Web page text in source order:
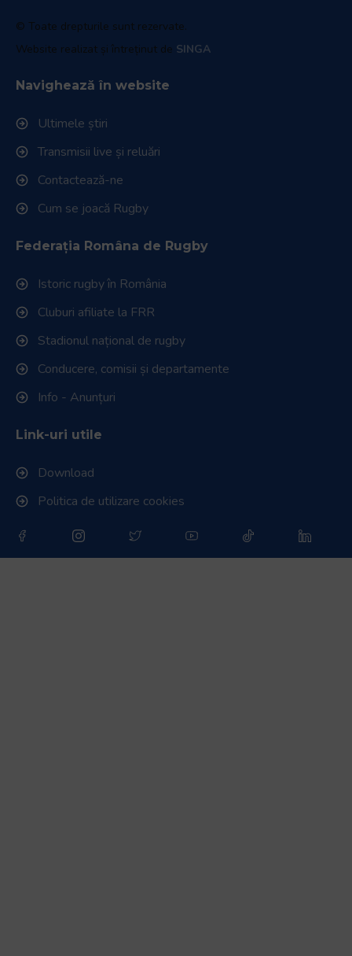
© Toate drepturile sunt rezervate.
Website realizat și întreținut de SINGA
Navighează în website
Ultimele știri
Transmisii live și reluări
Contactează-ne
Cum se joacă Rugby
Federația Româna de Rugby
Istoric rugby în România
Cluburi afiliate la FRR
Stadionul național de rugby
Conducere, comisii și departamente
Info - Anunțuri
Link-uri utile
Download
Politica de utilizare cookies